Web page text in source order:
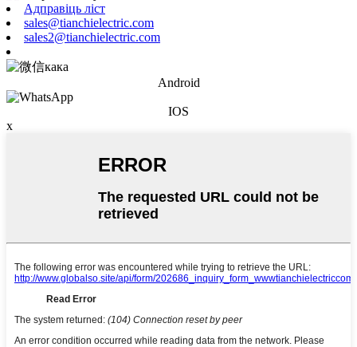
Адправіць ліст
sales@tianchielectric.com
sales2@tianchielectric.com
Android
IOS
x